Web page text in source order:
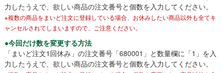
力したうえで、欲しい商品の注文番号と個数を入力してください。
※複数の商品をまいど注文に登録している場合、お休みしたい商品以外も全てキ
ャンセルされてしまいますので、ご注意ください。
●今回だけ数を変更する方法
「まいど注文1回休み」の注文番号「680001」と数量欄に「1」を入
力したうえで、欲しい商品の注文番号と個数を入力してください。